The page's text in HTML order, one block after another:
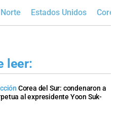
Estados Unidos
leer:
Corea del Sur: condenaron a
al expresidente Yoon Suk-